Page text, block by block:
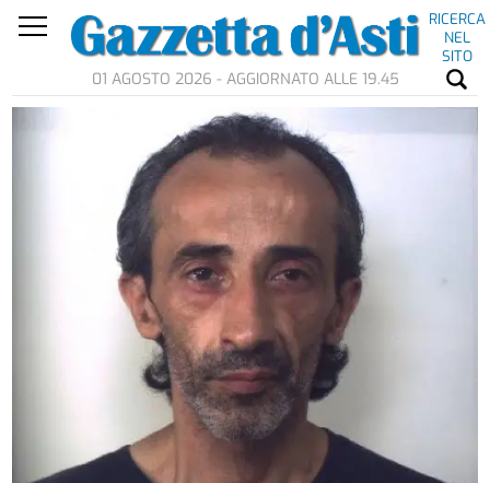
RICERCA
NEL
SITO
01 AGOSTO 2026 - AGGIORNATO ALLE 19.45